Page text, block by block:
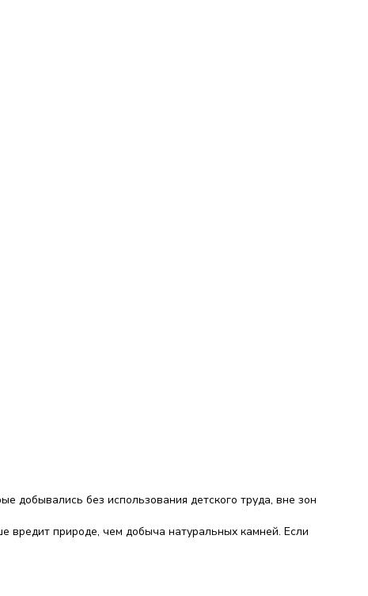
добывались без использования детского труда, вне зон
вредит природе, чем добыча натуральных камней. Если